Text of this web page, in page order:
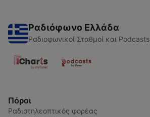
Ραδιόφωνο Ελλάδα
Ραδιοφωνικοί Σταθμοί και Podcasts
Πόροι
Ραδιοτηλεοπτικός φορέας